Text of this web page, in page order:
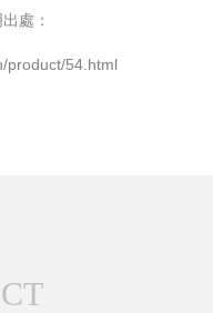
處：
product/54.html